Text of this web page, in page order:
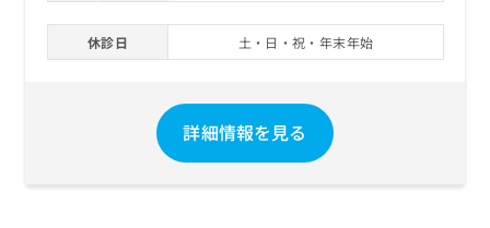
休診日 土・日・祝・年末年始
詳細情報を見る